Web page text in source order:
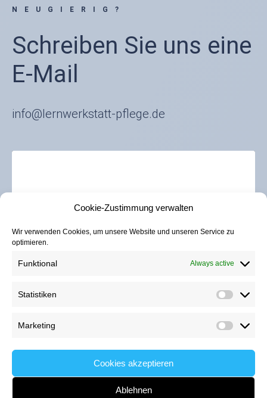
Cookie-Zustimmung verwalten
Wir verwenden Cookies, um unsere Website und unseren Service zu
optimieren.
Funktional Always active
Statistiken
Marketing
Cookies akzeptieren
Ablehnen
NEUGIERIG?
Schreiben Sie uns eine
E-Mail
info@lernwerkstatt-pflege.de
Click to accept marketing cookies and
Copyright © 2024 Lernwerkstatt-Pflege GmbH. All rights
reserved.